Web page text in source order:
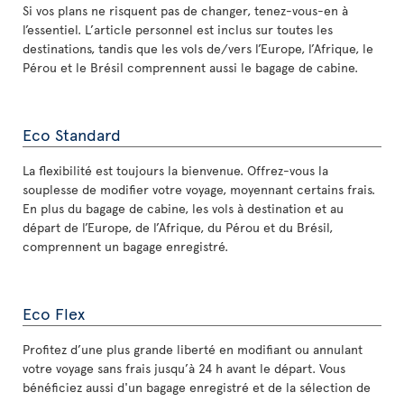
Si vos plans ne risquent pas de changer, tenez-vous-en à
l’essentiel. L’article personnel est inclus sur toutes les
destinations, tandis que les vols de/vers l’Europe, l’Afrique, le
Pérou et le Brésil comprennent aussi le bagage de cabine.
Eco Standard
La flexibilité est toujours la bienvenue. Offrez-vous la
souplesse de modifier votre voyage, moyennant certains frais.
En plus du bagage de cabine, les vols à destination et au
départ de l’Europe, de l’Afrique, du Pérou et du Brésil,
comprennent un bagage enregistré.
Eco Flex
Profitez d’une plus grande liberté en modifiant ou annulant
votre voyage sans frais jusqu’à 24 h avant le départ. Vous
bénéficiez aussi d'un bagage enregistré et de la sélection de